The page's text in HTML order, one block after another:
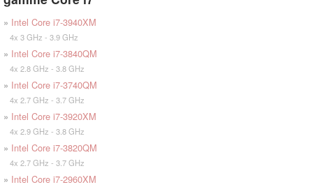
» Intel Core i7-3940XM
4x 3 GHz - 3.9 GHz
» Intel Core i7-3840QM
4x 2.8 GHz - 3.8 GHz
» Intel Core i7-3740QM
4x 2.7 GHz - 3.7 GHz
» Intel Core i7-3920XM
4x 2.9 GHz - 3.8 GHz
» Intel Core i7-3820QM
4x 2.7 GHz - 3.7 GHz
» Intel Core i7-2960XM